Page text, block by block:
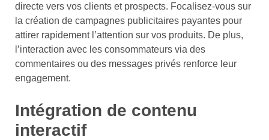
directe vers vos clients et prospects. Focalisez-vous sur
la création de campagnes publicitaires payantes pour
attirer rapidement l’attention sur vos produits. De plus,
l’interaction avec les consommateurs via des
commentaires ou des messages privés renforce leur
engagement.
Intégration de contenu
interactif